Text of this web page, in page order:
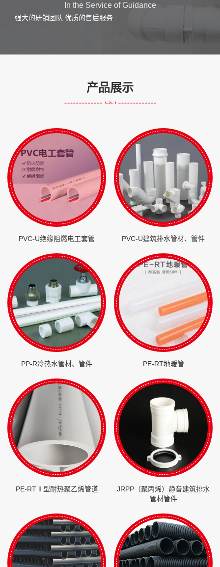
In the Service of Guidance
强大的研销团队 优质的售后服务
产品展示
PVC-U绝缘阻燃电工套管 PVC-U建筑排水管材、管件
PP-R冷热水管材、管件 PE-RT地暖管
PE-RT ‖ 型耐热聚乙烯管道
JRPP（聚丙烯）静音建筑排水
管材管件